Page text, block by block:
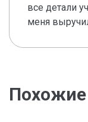
все детали
меня